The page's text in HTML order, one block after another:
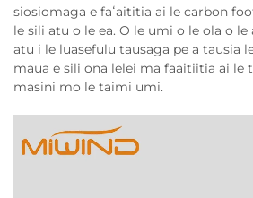
siosiomaga e faʻaititia ai le carbon
le sili atu o le ea. O le umi o le ola o le
atu i le luasefulu tausaga pe a tausia
maua e sili ona lelei ma faaitiitia ai le
masini mo le taimi umi.